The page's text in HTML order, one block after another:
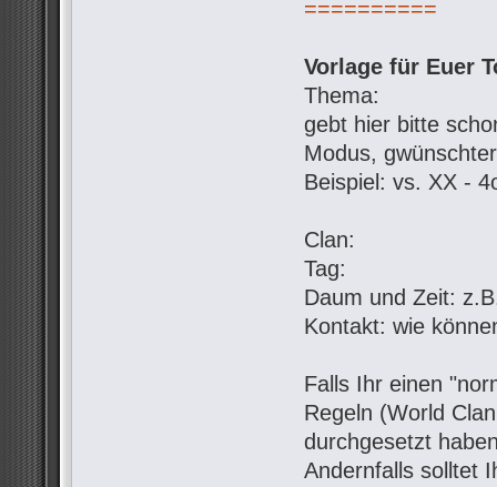
==========
Vorlage für Euer
Thema:
gebt hier bitte
Modus,
Beispiel: vs. XX -
Clan:
Tag:
Daum und Zeit:
Kontakt: wie
Falls Ihr einen
Regeln (World
durchgesetzt
Andernfalls solltet